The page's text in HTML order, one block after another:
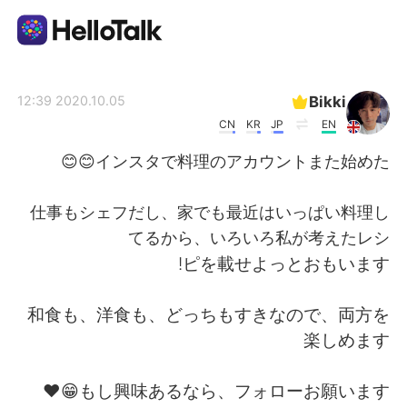
简体中文
繁體中文 Español
Bikki
EN
JP
KR
CN
2020.10.05 12:39
インスタで料理のアカウントまた始めた😊😊
仕事もシェフだし、家でも最近はいっぱい料理し
てるから、いろいろ私が考えたレシ
ピを載せよっとおもいます!
和食も、洋食も、どっちもすきなので、両方を
楽しめます
もし興味あるなら、フォローお願います😁❤️